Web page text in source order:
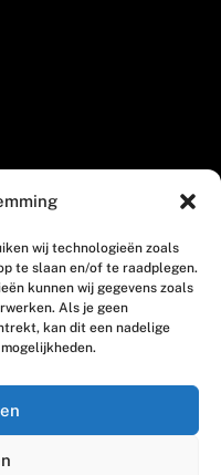
wij technologieën zoals
te slaan en/of te raadplegen.
kunnen wij gegevens zoals
Als je geen
kan dit een nadelige